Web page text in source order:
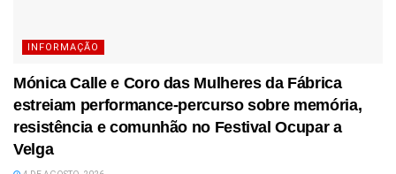
INFORMAÇÃO
Mónica Calle e Coro das Mulheres da Fábrica
estreiam performance-percurso sobre memória,
resistência e comunhão no Festival Ocupar a
Velga